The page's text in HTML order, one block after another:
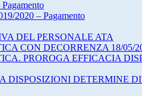
2020 – Pagamento
DEL PERSONALE ATA
CON DECORRENZA 18/05/
PROROGA EFFICACIA
DISPOSIZIONI DETERMINE